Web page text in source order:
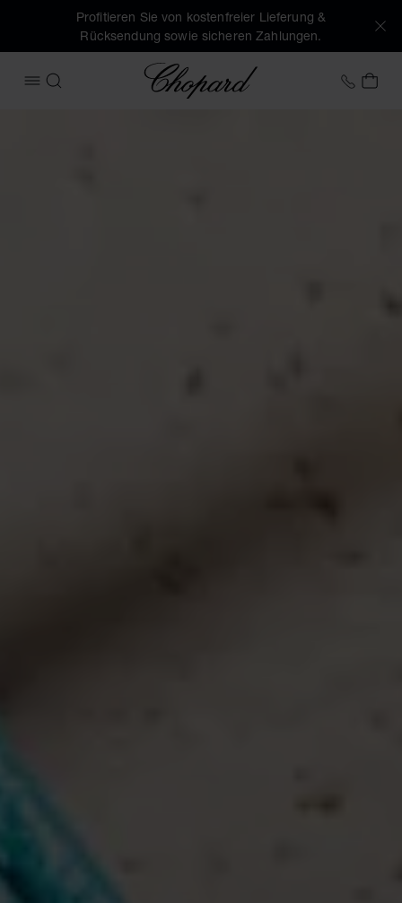
Profitieren Sie von kostenfreier Lieferung &
Rücksendung sowie sicheren Zahlungen.
MENÜ ÖFFNEN
SUCHEN Chopard +49